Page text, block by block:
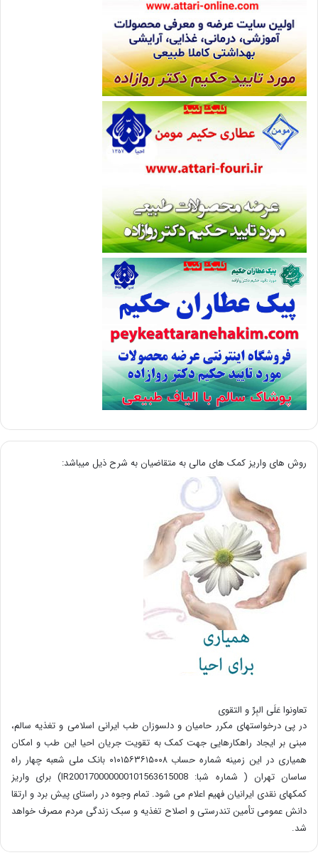
روش های واریز کمک های مالی به متقاضیان به شرح ذیل میباشد:
تعاونوا عَلَی البِرِّ و التقوی
در پی درخواستهای مکرر حامیان و دلسوزان طب ایرانی اسلامی و تغذیه سالم،
مبنی بر ایجاد راهکارهایی جهت کمک به تقویت جریان احیا این طب و امکان
همیاری در این زمینه شماره حساب ۰۱۰۱۵۶۳۶۱۵۰۰۸ بانک ملی شعبه چهار راه
ساسان تهران ( شماره شبا: IR200170000000101563615008) برای واریز
کمکهای نقدی ایرانیان فهیم اعلام می شود. تمام وجوه در راستای پیش برد و ارتقا
دانش عمومی تأمین تندرستی و اصلاح تغذیه و سبک زندگی مردم مصرف خواهد
شد.